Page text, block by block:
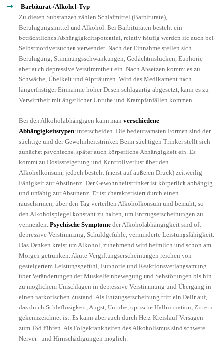
Barbiturat-/Alkohol-Typ
Zu diesen Substanzen zählen Schlafmittel (Barbiturate),
Beruhigungsmittel und Alkohol. Bei Barbituraten besteht ein
beträchtliches Abhängigkeitspotential, relativ häufig werden sie auch bei
Selbstmordversuchen verwendet. Nach der Einnahme stellen sich
Beruhigung, Stimmungsschwankungen, Gedächtnislücken, Euphorie
aber auch depressive Verstimmtheit ein. Nach Absetzen kommt es zu
Schwäche, Übelkeit und Alpträumen. Wird das Medikament nach
längerfristiger Einnahme hoher Dosen schlagartig abgesetzt, kann es zu
Verwirrtheit mit ängstlicher Unruhe und Krampfanfällen kommen.
Bei den Alkoholabhängigen kann manverschiedene
Abhängigkeitstypen unterscheiden. Die bedeutsamsten Formen sind der
süchtige und der Gewohnheitstrinker. Beim süchtigen Trinker stellt sich
zunächst psychische, später auch körperliche Abhängigkeit ein. Es
kommt zu Dosissteigerung und Kontrollverlust über den
Alkoholkonsum, jedoch besteht (meist auf äußeren Druck) zeitweilig
Fähigkeit zur Abstinenz. Der Gewohnheitstrinker ist körperlich abhängig
und unfähig zur Abstinenz. Er ist charakterisiert durch einen
rauscharmen, über den Tag verteilten Alkoholkonsum und bemüht, so
den Alkoholspiegel konstant zu halten, um Entzugserscheinungen zu
vermeiden.Psychische Symptome der Alkoholabhängigkeit sind oft
depressive Verstimmung, Schuldgefühle, verminderte Leistungsfähigkeit.
Das Denken kreist um Alkohol, zunehmend wird heimlich und schon am
Morgen getrunken. Akute Vergiftungserscheinungen reichen von
gesteigertem Leistungsgefühl, Euphorie und Reaktionsverlangsamung
über Veränderungen der Muskelfeinbewegung und Sehstörungen bis hin
zu möglichem Umschlagen in depressive Verstimmung und Übergang in
einen narkotischen Zustand. Als Entzugserscheinung tritt ein Delir auf,
das durch Schlaflosigkeit, Angst, Unruhe, optische Halluzination, Zittern
gekennzeichnet ist. Es kann aber auch durch Herz-Kreislauf-Versagen
zum Tod führen. Als Folgekrankheiten des Alkoholismus sind schwere
Nerven- und Hirnschädigungen möglich.